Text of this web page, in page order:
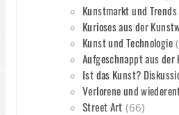
Kunstmarkt und Trends
Kurioses aus der
Kunst und Technologie
Aufgeschnappt aus der
Ist das Kunst?
Verlorene und
Street Art (66)